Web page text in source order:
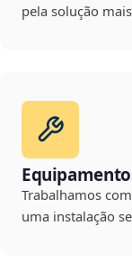
pela solução
Trabalhamos
uma instalação